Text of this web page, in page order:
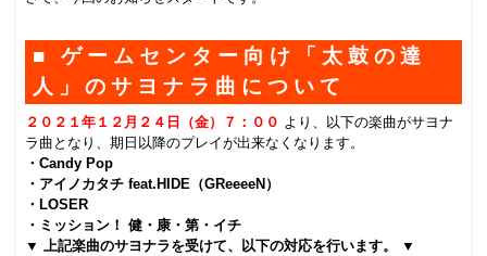
■ ゲームセンター向け「太鼓の達
人」のサヨナラ曲について
２０２１年１２月２４日（金）７：００ より、以下の楽曲がサヨナ
ラ曲となり、期日以降のプレイが出来なくなります。
・Candy Pop
・アイノカタチ feat.HIDE（GReeeeN）
・LOSER
・ミッション！ 健・康・第・イチ
▼ 上記楽曲のサヨナラを受けて、以下の対応を行います。 ▼